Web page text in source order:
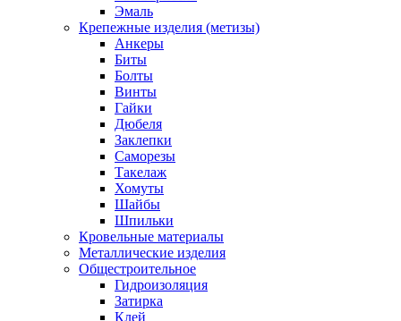
Эмаль
Крепежные изделия (метизы)
Анкеры
Биты
Болты
Винты
Гайки
Дюбеля
Заклепки
Саморезы
Такелаж
Хомуты
Шайбы
Шпильки
Кровельные материалы
Металлические изделия
Общестроительное
Гидроизоляция
Затирка
Клей